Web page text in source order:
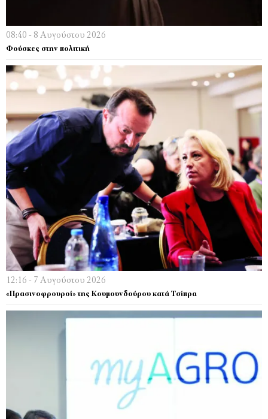
08:40 - 8 Αυγούστου 2026
Φούσκες στην πολιτική
12:16 - 7 Αυγούστου 2026
«Πρασινοφρουροί» της Κουμουνδούρου κατά Τσίπρα